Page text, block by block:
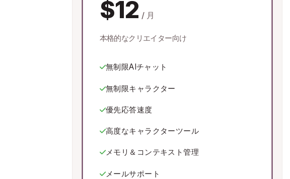
$12 / 月
本格的なクリエイター向け
無制限AIチャット
無制限キャラクター
優先応答速度
高度なキャラクターツール
メモリ＆コンテキスト管理
メールサポート